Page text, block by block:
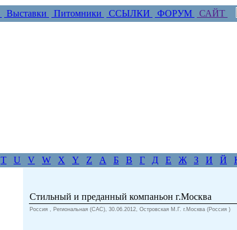
Выставки Питомники ССЫЛКИ ФОРУМ САЙТ
T U V W X Y Z А Б В Г Д Е Ж З И Й
Стильный и преданный компаньон г.Москва
Россия , Региональная (CAC), 30.06.2012, Островская М.Г. г.Москва (Россия )